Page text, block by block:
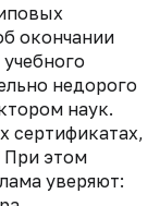
окончании
недорого
наук.
сертификатах,
При этом
уверяют: